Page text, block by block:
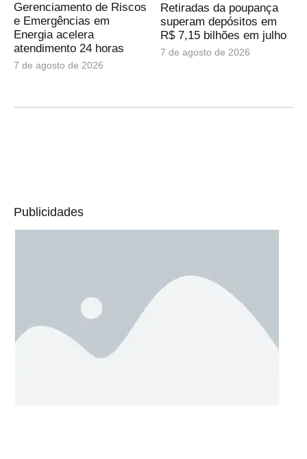
Gerenciamento de Riscos
e Emergências em
Energia acelera
atendimento 24 horas
7 de agosto de 2026
Retiradas da poupança
superam depósitos em
R$ 7,15 bilhões em julho
7 de agosto de 2026
Publicidades